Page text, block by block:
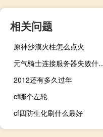
相关问题
原神沙漠火柱怎么点火
元气骑士连
2012还有多久过年
cf哪个左轮
cf四防生化刷什么最好